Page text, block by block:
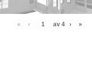
« ‹ av 4 › »